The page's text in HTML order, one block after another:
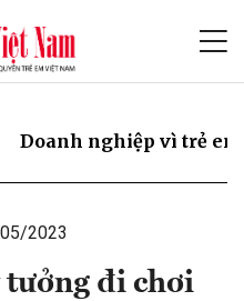
Doanh nghiệp vì trẻ em
2023
đi chơi